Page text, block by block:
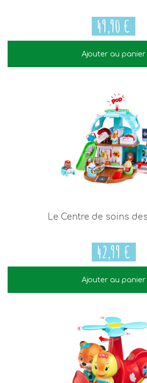
49,90 €
49,90 €
Ajouter au panier
Le Centre de soins
42,99 €
Ajouter au panier